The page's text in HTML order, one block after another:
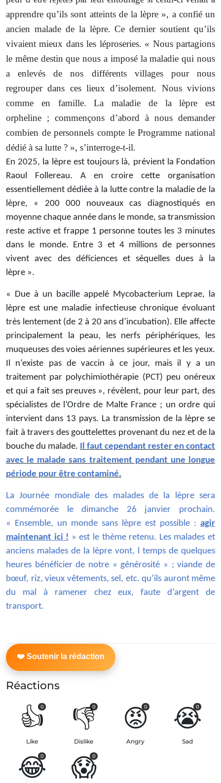
apprendre qu’ils sont atteints de la lèpre », a confié un
ancien malade de la lèpre. Ce dernier soutient qu’ils
vivaient mieux dans les léproseries. « Nous partagions
le même destin que nous a imposé la maladie qui nous
a enlevés de nos différents villages pour nous
regrouper dans ces lieux d’isolement. Nous vivions
comme en famille. La maladie de la lèpre est
orpheline ; commençons d’abord à nous demander
combien de personnels compte le Programme national
dédié à sa lutte ? », s’interroge-t-il.
En 2025, la lèpre est toujours là, prévient la Fondation
Raoul Follereau. A en croire cette organisation
essentiellement dédiée à la lutte contre la maladie de la
lèpre, « 200 000 nouveaux cas diagnostiqués en
moyenne chaque année dans le monde, sa transmission
reste active et frappe 1 personne toutes les 3 minutes
dans le monde. Entre 3 et 4 millions de personnes
vivent avec des déficiences et séquelles dues à la
lèpre ».
« Due à un bacille appelé Mycobacterium Leprae, la
lèpre est une maladie infectieuse chronique évoluant
très lentement (de 2 à 20 ans d’incubation). Elle affecte
principalement la peau, les nerfs périphériques, les
muqueuses des voies aériennes supérieures et les yeux.
Il n’existe pas de vaccin à ce jour, mais il y a un
traitement par polychimiothérapie (PCT) peu onéreux
et qui a fait ses preuves », révèlent, pour leur part, des
spécialistes de l’Ordre de Malte France ; un ordre qui
intervient dans 13 pays. La transmission de la lèpre se
fait à travers des gouttelettes provenant du nez et de la
bouche du malade. Il faut cependant rester en contact
avec le malade sans traitement pendant une longue
période pour être contaminé.
La Journée mondiale des malades de la lèpre sera
commémorée le dimanche 26 janvier prochain.
« Ensemble, un monde sans lèpre est possible : agir
maintenant ici ! » est le thème retenu. Les malades et
anciens malades de la lèpre vont, l temps de quelques
heures bénéficier de notre « générosité » ; viande de
bœuf, riz, vieux vêtements, sel, etc. qu’ils auront même
du mal à ramener chez eux, faute d’argent de
transport.
Réactions
👍
0
Like
👎
0
Dislike
😡
0
Angry
😭
0
Sad
😂
0 😱
0